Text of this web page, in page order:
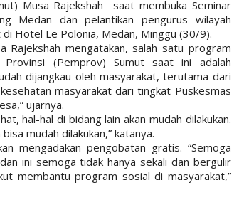
Musa Rajekshah saat membuka Seminar
Medan dan pelantikan pengurus wilayah
di Hotel Le Polonia, Medan, Minggu (30/9).
Rajekshah mengatakan, salah satu program
Provinsi (Pemprov) Sumut saat ini adalah
dijangkau oleh masyarakat, terutama dari
masyarakat dari tingkat Puskesmas
ujarnya.
hal-hal di bidang lain akan mudah dilakukan.
mudah dilakukan,” katanya.
mengadakan pengobatan gratis. “Semoga
ini semoga tidak hanya sekali dan bergulir
membantu program sosial di masyarakat,”